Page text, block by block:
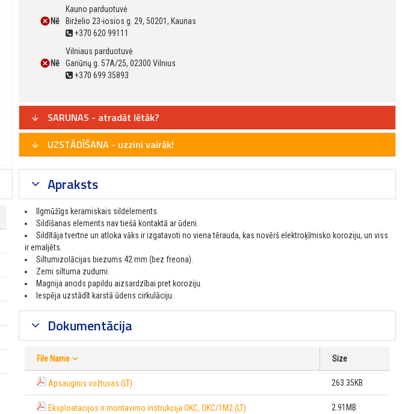
Nē
Kauno parduotuvė
Birželio 23-iosios g. 29, 50201, Kaunas
+370 620 99111
Nē
Vilniaus parduotuvė
Gariūnų g. 57A/25, 02300 Vilnius
+370 699 35893
SARUNAS - atradāt lētāk?
UZSTĀDĪŠANA - uzzini vairāk!
Apraksts
Ilgmūžīgs keramiskais sildelements.
Sildīšanas elements nav tiešā kontaktā ar ūdeni.
Sildītāja tvertne un atloka vāks ir izgatavoti no viena tērauda, kas novērš elektroķīmisko koroziju, un viss
ir emaljēts.
Siltumizolācijas biezums 42 mm (bez freona).
Zemi siltuma zudumi.
Magnija anods papildu aizsardzībai pret koroziju.
Iespēja uzstādīt karstā ūdens cirkulāciju.
Dokumentācija
File Name Size
Apsauginis vožtuvas (LT) 263.35KB
Eksploatacijos ir montavimo instrukcija OKC, OKC/1M2 (LT) 2.91MB